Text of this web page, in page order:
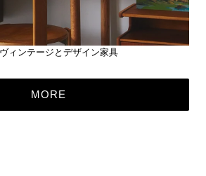
ィンテージとデザイン家具
MORE